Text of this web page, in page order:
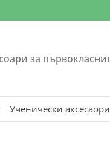
за
Ученически аксесаори